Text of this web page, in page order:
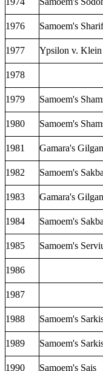
1976 Samoem's
1977 Ypsilon v. Klein
1978
1979 Samoem's
1980 Samoem's
1981 Gamara's
1982 Samoem's
1983 Gamara's
1984 Samoem's
1985 Samoem's
1986
1987
1988 Samoem's
1989 Samoem's
1990 Samoem's Sais